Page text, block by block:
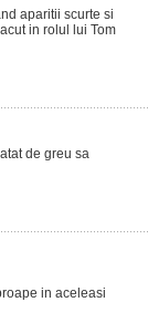
aparitii scurte si
in rolul lui Tom
de greu sa
in aceleasi